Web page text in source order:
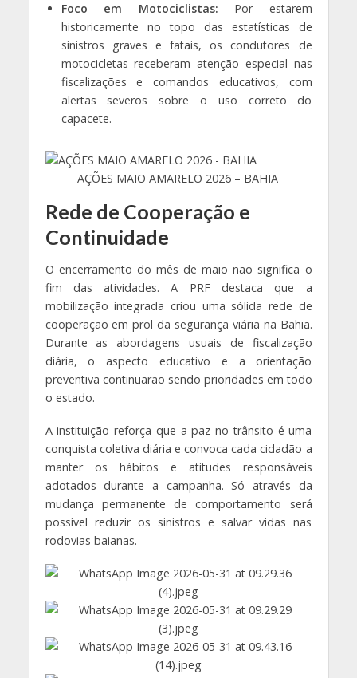
Foco em Motociclistas: Por estarem
historicamente no topo das estatísticas de
sinistros graves e fatais, os condutores de
motocicletas receberam atenção especial nas
fiscalizações e comandos educativos, com
alertas severos sobre o uso correto do
capacete.
AÇÕES MAIO AMARELO 2026 – BAHIA
Rede de Cooperação e
Continuidade
O encerramento do mês de maio não significa o
fim das atividades. A PRF destaca que a
mobilização integrada criou uma sólida rede de
cooperação em prol da segurança viária na Bahia.
Durante as abordagens usuais de fiscalização
diária, o aspecto educativo e a orientação
preventiva continuarão sendo prioridades em todo
o estado.
A instituição reforça que a paz no trânsito é uma
conquista coletiva diária e convoca cada cidadão a
manter os hábitos e atitudes responsáveis
adotados durante a campanha. Só através da
mudança permanente de comportamento será
possível reduzir os sinistros e salvar vidas nas
rodovias baianas.